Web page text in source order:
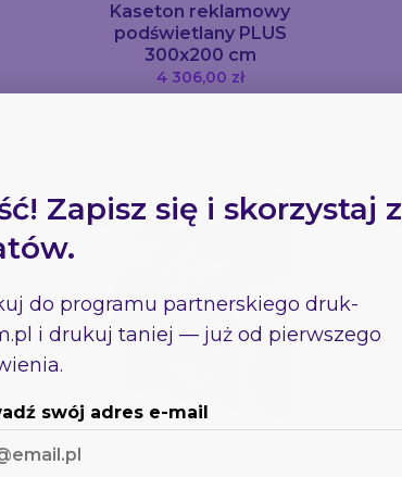
Kaseton reklamowy
podświetlany PLUS
300x200 cm
4 306,00 zł
Zapisz się i skorzystaj z
do programu partnerskiego druk-
i drukuj taniej — już od pierwszego
swój adres e-mail